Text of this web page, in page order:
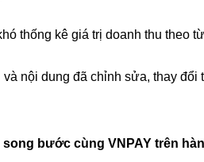
thống kê giá trị doanh thu theo
nội dung đã chỉnh sửa, thay đổi
song bước cùng VNPAY trên